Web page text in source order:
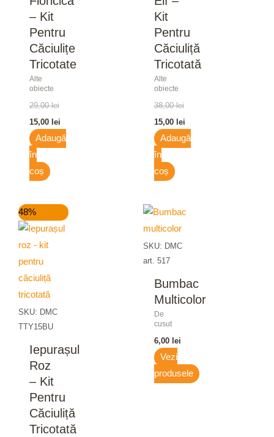
– Kit
Pentru
Căciulițe
Tricotate
Alte
obiecte
29,00lei
15,00 lei
Adaugă
în
coș
Kit
Pentru
Căciuliță
Tricotată
Alte
obiecte
38,00lei
15,00 lei
Adaugă
în
coș
48%
SKU: DMC
TTY15BU
Iepurașul
Roz
– Kit
Pentru
Căciuliță
Tricotată
Prețul
inițial
a
fost:
29,00 lei.
Prețul
curent
este:
15,00 lei.
SKU: DMC
art. 517
Bumbac
Multicolor
De
cusut
6,00 lei
Vezi
produsele